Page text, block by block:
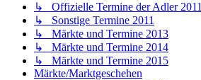
↳ Offizielle Termine der Adler 2011
↳ Sonstige Termine 2011
↳ Märkte und Termine 2013
↳ Märkte und Termine 2014
↳ Märkte und Termine 2015
Märkte/Marktgeschehen